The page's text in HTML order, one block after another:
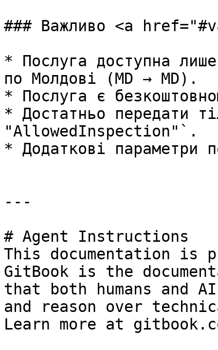
### Важливо <a
* Послуга доступна
по Молдові (MD → MD).
* Послуга є
* Достатньо передати
"AllowedInspection"`.
* Додаткові параметри
---
# Agent Instructions
This documentation is
GitBook is the
that both humans and
and reason over
Learn more at